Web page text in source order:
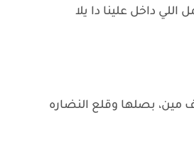
داخل علينا دا يلا
بصلها وقلع النضاره